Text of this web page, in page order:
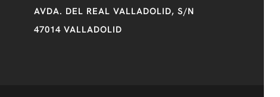
AVDA. DEL REAL VALLADOLID, S/N
47014 VALLADOLID